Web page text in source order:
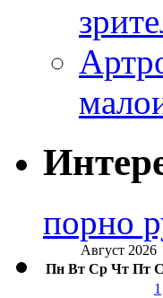
порно
Август 2026
Пн Вт Ср Чт Пт
1